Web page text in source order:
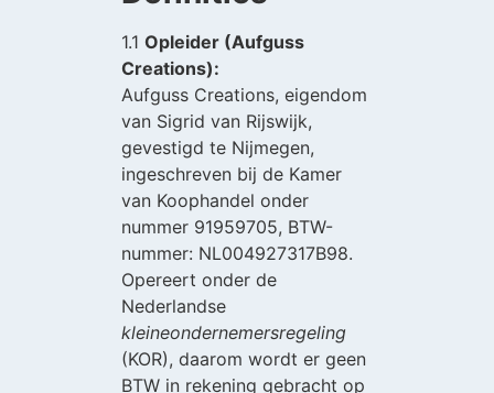
1.1 Opleider (Aufguss
Creations):
Aufguss Creations, eigendom
van Sigrid van Rijswijk,
gevestigd te Nijmegen,
ingeschreven bij de Kamer
van Koophandel onder
nummer 91959705, BTW-
nummer: NL004927317B98.
Opereert onder de
Nederlandse
kleineondernemersregeling
(KOR), daarom wordt er geen
BTW in rekening gebracht op